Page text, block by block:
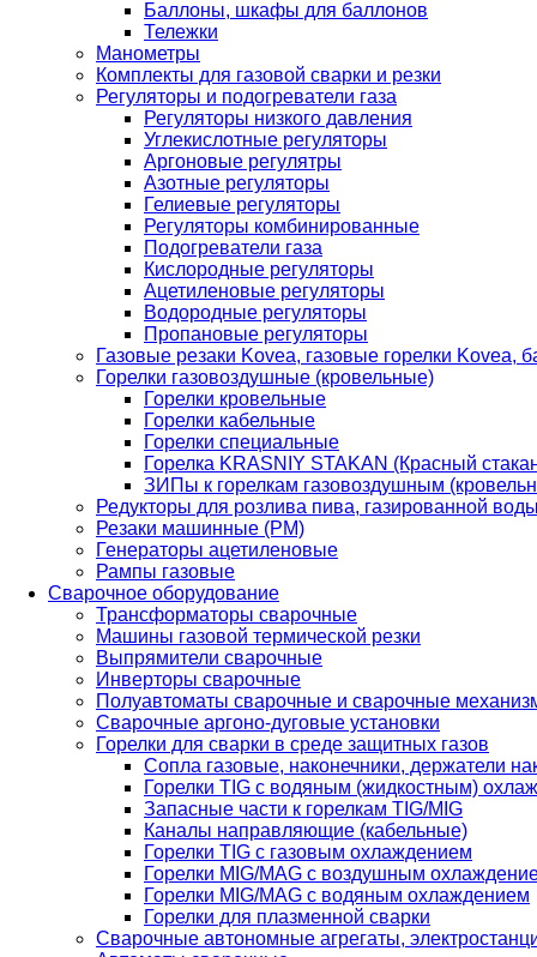
Баллоны, шкафы для баллонов
Тележки
Манометры
Комплекты для газовой сварки и резки
Регуляторы и подогреватели газа
Регуляторы низкого давления
Углекислотные регуляторы
Аргоновые регулятры
Азотные регуляторы
Гелиевые регуляторы
Регуляторы комбинированные
Подогреватели газа
Кислородные регуляторы
Ацетиленовые регуляторы
Водородные регуляторы
Пропановые регуляторы
Газовые резаки Kovea, газовые горелки Kovea,
Горелки газовоздушные (кровельные)
Горелки кровельные
Горелки кабельные
Горелки специальные
Горелка KRASNIY STAKAN (Красный
ЗИПы к горелкам газовоздушным
Редукторы для розлива пива, газированной
Резаки машинные (РМ)
Генераторы ацетиленовые
Рампы газовые
Сварочное оборудование
Трансформаторы сварочные
Машины газовой термической резки
Выпрямители сварочные
Инверторы сварочные
Полуавтоматы сварочные и сварочные
Сварочные аргоно-дуговые установки
Горелки для сварки в среде защитных газов
Сопла газовые, наконечники, держатели
Горелки TIG с водяным (жидкостным)
Запасные части к горелкам TIG/MIG
Каналы направляющие (кабельные)
Горелки TIG с газовым охлаждением
Горелки MIG/MAG с воздушным
Горелки MIG/MAG с водяным охлаждением
Горелки для плазменной сварки
Сварочные автономные агрегаты,